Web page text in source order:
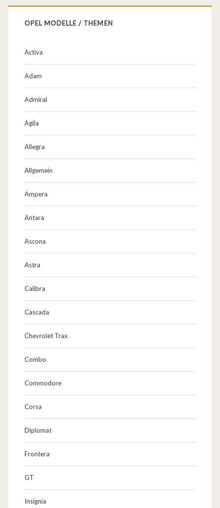
OPEL MODELLE / THEMEN
Activa
Adam
Admiral
Agila
Allegra
Allgemein
Ampera
Antara
Ascona
Astra
Calibra
Cascada
Chevrolet Trax
Combo
Commodore
Corsa
Diplomat
Frontera
GT
Insignia